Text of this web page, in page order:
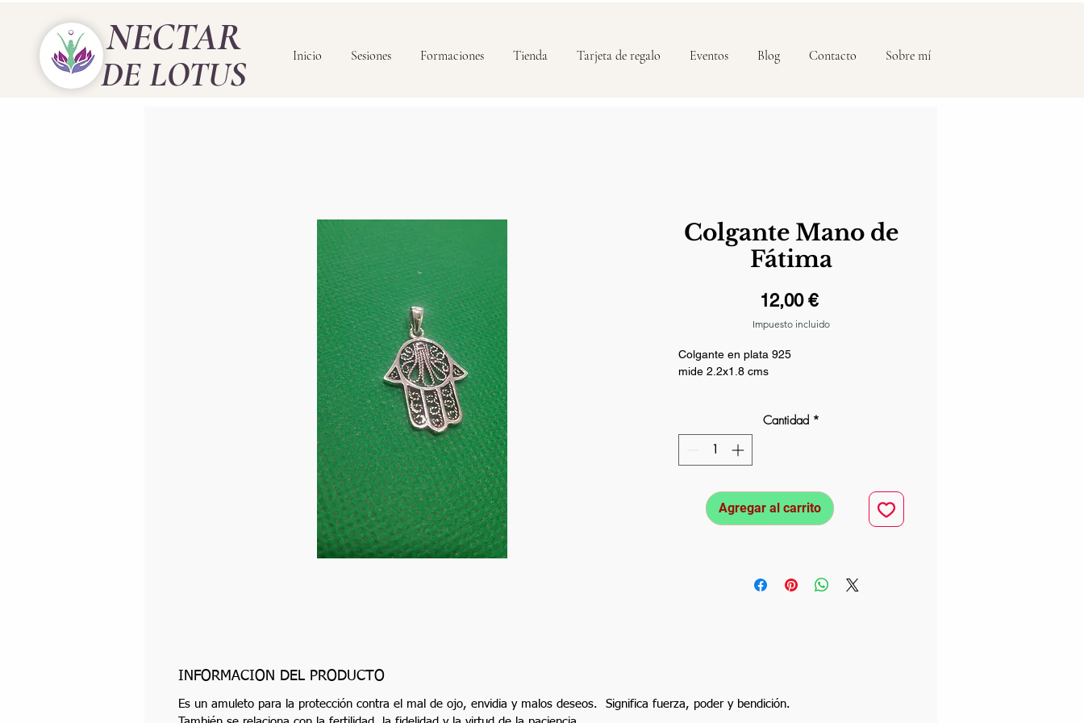
NECTAR
DE LOTUS Inicio Sesiones Formaciones Tienda Tarjeta de regalo Eventos Blog Contacto Sobre mí
Colgante Mano de
Fátima
12,00 €Precio
Impuesto incluido
Colgante en plata 925
mide 2.2x1.8 cms
Cantidad *
Agregar al carrito
INFORMACIÓN DEL PRODUCTO
Es un amuleto para la protección contra el mal de ojo, envidia y malos deseos. Significa fuerza, poder y bendición.